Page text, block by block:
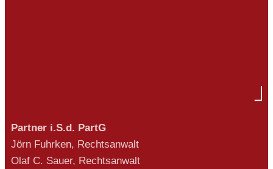
Partner i.S.d. PartG
Jörn Fuhrken, Rechtsanwalt
Olaf C. Sauer, Rechtsanwalt